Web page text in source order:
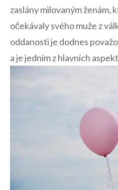
zaslány ⁢milovaným ženám,
očekávaly svého muže z
oddanosti je dodnes
a je jedním z ‌hlavních